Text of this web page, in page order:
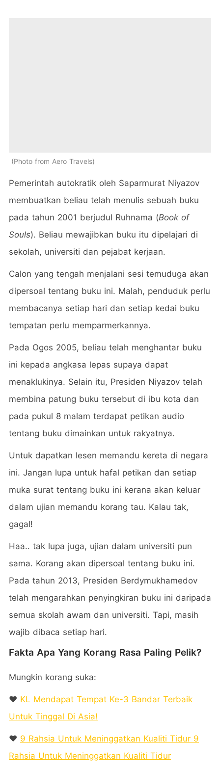
Photo from Aero Travels
Pemerintah autokratik oleh Saparmurat Niyazov
membuatkan beliau telah menulis sebuah buku
pada tahun 2001 berjudul Ruhnama (Book of
Souls). Beliau mewajibkan buku itu dipelajari di
sekolah, universiti dan pejabat kerjaan.
Calon yang tengah menjalani sesi temuduga akan
dipersoal tentang buku ini. Malah, penduduk perlu
membacanya setiap hari dan setiap kedai buku
tempatan perlu memparmerkannya.
Pada Ogos 2005, beliau telah menghantar buku
ini kepada angkasa lepas supaya dapat
menaklukinya. Selain itu, Presiden Niyazov telah
membina patung buku tersebut di ibu kota dan
pada pukul 8 malam terdapat petikan audio
tentang buku dimainkan untuk rakyatnya.
Untuk dapatkan lesen memandu kereta di negara
ini. Jangan lupa untuk hafal petikan dan setiap
muka surat tentang buku ini kerana akan keluar
dalam ujian memandu korang tau. Kalau tak,
gagal!
Haa.. tak lupa juga, ujian dalam universiti pun
sama. Korang akan dipersoal tentang buku ini.
Pada tahun 2013, Presiden Berdymukhamedov
telah mengarahkan penyingkiran buku ini daripada
semua skolah awam dan universiti. Tapi, masih
wajib dibaca setiap hari.
Fakta Apa Yang Korang Rasa Paling Pelik?
Mungkin korang suka:
❤️ KL Mendapat Tempat Ke-3 Bandar Terbaik
Untuk Tinggal Di Asia!
❤️ 9 Rahsia Untuk Meninggatkan Kualiti Tidur 9
Rahsia Untuk Meninggatkan Kualiti Tidur